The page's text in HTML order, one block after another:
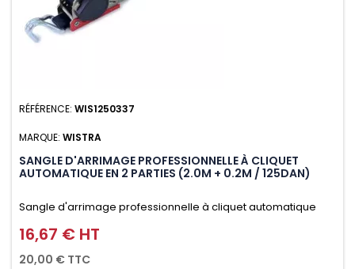
RÉFÉRENCE: WIS1250337
MARQUE: WISTRA
SANGLE D'ARRIMAGE PROFESSIONNELLE À CLIQUET
AUTOMATIQUE EN 2 PARTIES (2.0M + 0.2M / 125DAN)
Sangle d'arrimage professionnelle à cliquet automatique
avec crochet deux doigts soudés en J en 2 parties (2.0M +
0.2M / 125daN), simple et rapide d'utilisation. Permet
Prix
16,67 € HT
20,00 € TTC